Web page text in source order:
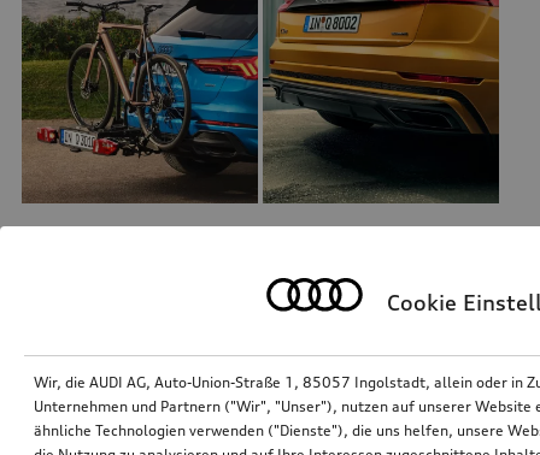
Carbon
*800,00
Cookie
Wir, die AUDI AG, Auto-Union-Straße 1, 85057 Ingolstadt, allein oder in
Unternehmen und Partnern ("Wir", "Unser"), nutzen auf unserer Website
ähnliche Technologien verwenden ("Dienste"), die uns helfen, unsere